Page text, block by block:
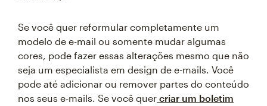
Se você quer reformular completamente um
modelo de e-mail ou somente mudar algumas
cores, pode fazer essas alterações mesmo que não
seja um especialista em design de e-mails. Você
pode até adicionar ou remover partes do conteúdo
nos seus e-mails. Se você quer criar um boletim